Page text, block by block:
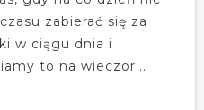
zabierać się za
w ciągu dnia i
to na wieczor...